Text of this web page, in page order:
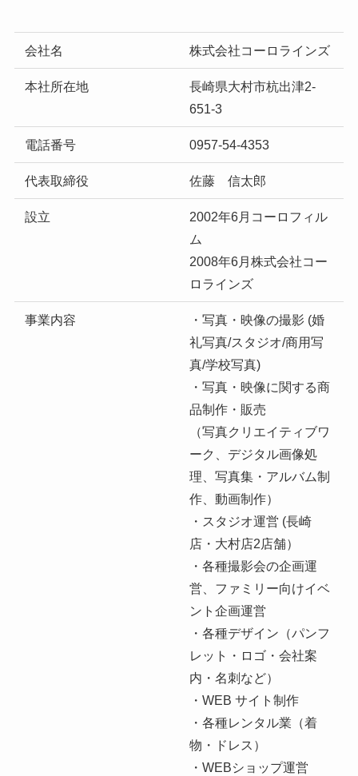
会社名 株式会社コーロラインズ
本社所在地
長崎県大村市杭出津2-
651-3
電話番号 0957-54-4353
代表取締役 佐藤 信太郎
設立
2002年6月コーロフィル
ム
2008年6月株式会社コー
ロラインズ
事業内容
・写真・映像の撮影 (婚
礼写真/スタジオ/商用写
真/学校写真)
・写真・映像に関する商
品制作・販売
（写真クリエイティブワ
ーク、デジタル画像処
理、写真集・アルバム制
作、動画制作）
・スタジオ運営 (長崎
店・大村店2店舗）
・各種撮影会の企画運
営、ファミリー向けイベ
ント企画運営
・各種デザイン（パンフ
レット・ロゴ・会社案
内・名刺など）
・WEB サイト制作
・各種レンタル業（着
物・ドレス）
・WEBショップ運営